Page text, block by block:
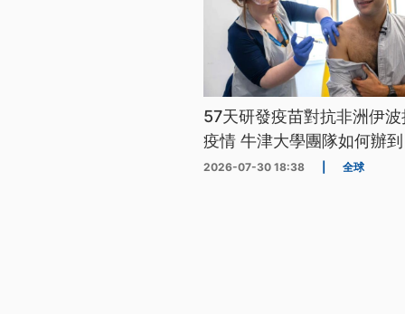
57天研發疫苗對抗非洲伊
疫情 牛津大學團隊如何辦
2026-07-30 18:38 全球